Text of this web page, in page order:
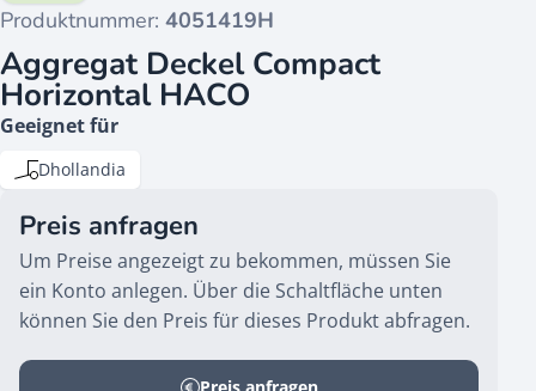
Produktnummer: 4051419H
Aggregat Deckel Compact
Horizontal HACO
Geeignet für
Dhollandia
Preis anfragen
Um Preise angezeigt zu bekommen, müssen Sie
ein Konto anlegen. Über die Schaltfläche unten
können Sie den Preis für dieses Produkt abfragen.